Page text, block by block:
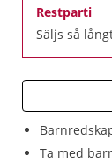
Ta med
Restparti
Säljs så